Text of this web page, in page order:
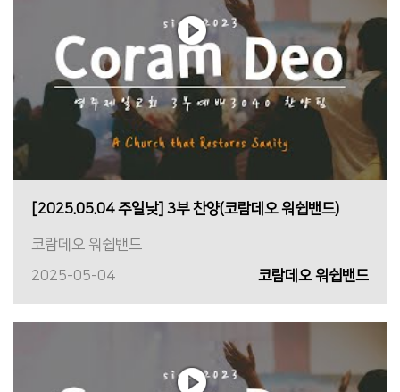
[2025.05.04 주일낮] 3부 찬양(코람데오 워쉽밴드)
코람데오 워쉽밴드
2025-05-04
코람데오 워쉽밴드